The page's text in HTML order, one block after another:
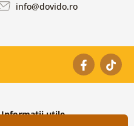
info@dovido.ro
Informații utile